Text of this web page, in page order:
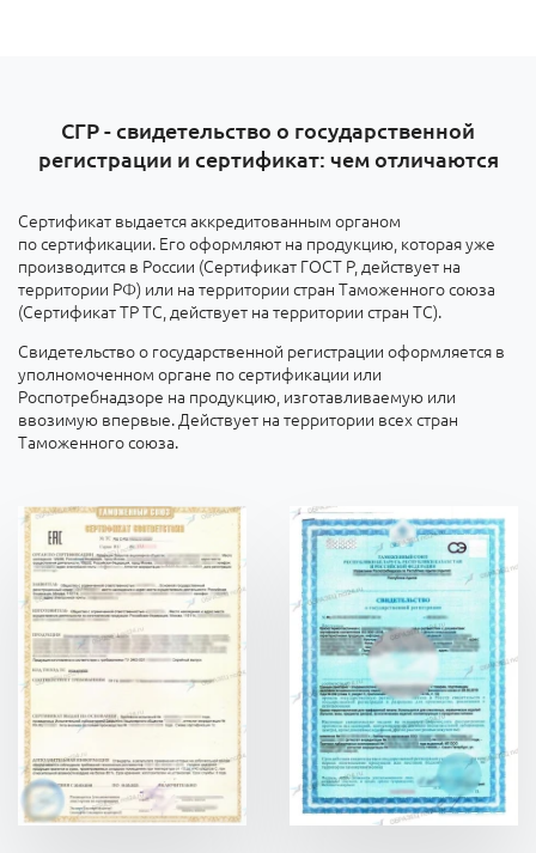
СГР - свидетельство о государственной
регистрации и сертификат: чем отличаются
Сертификат выдается аккредитованным органом
по сертификации. Его оформляют на продукцию, которая уже
производится в России (Сертификат ГОСТ Р, действует на
территории РФ) или на территории стран Таможенного союза
(Сертификат ТР ТС, действует на территории стран ТС).
Свидетельство о государственной регистрации оформляется в
уполномоченном органе по сертификации или
Роспотребнадзоре на продукцию, изготавливаемую или
ввозимую впервые. Действует на территории всех стран
Таможенного союза.